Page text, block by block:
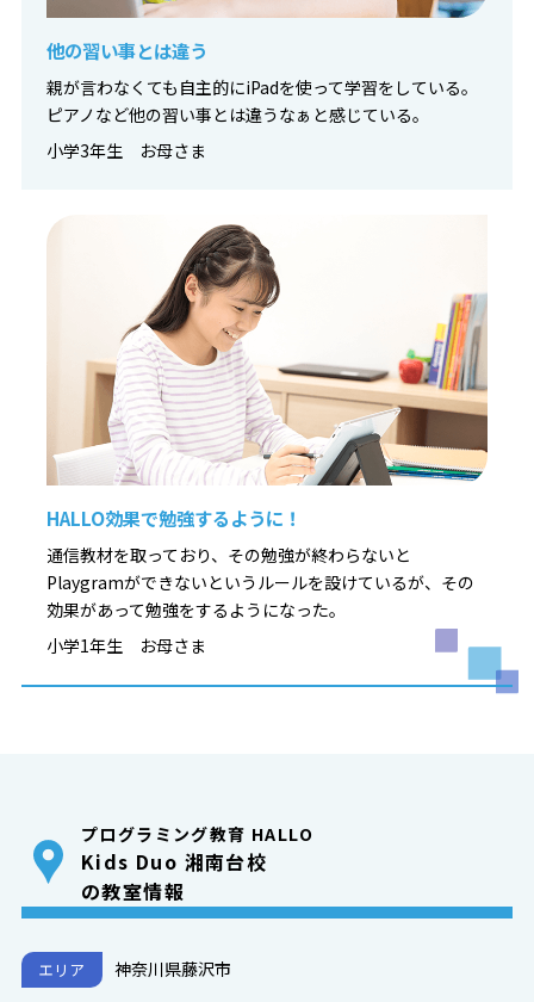
他の習い事とは違う
親が言わなくても自主的にiPadを使って学習をしている。
ピアノなど他の習い事とは違うなぁと感じている。
小学3年生 お母さま
HALLO効果で勉強するように！
通信教材を取っており、その勉強が終わらないと
Playgramができないというルールを設けているが、その
効果があって勉強をするようになった。
小学1年生 お母さま
プログラミング教育 HALLO
Kids Duo 湘南台校
の教室情報
エリア 神奈川県藤沢市